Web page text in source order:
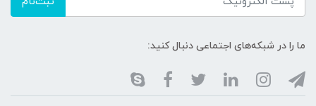
ما را در شبکه‌های اجتماعی دنبال کنید: